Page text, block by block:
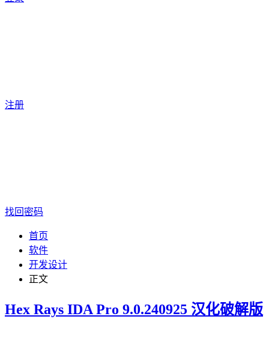
注册
找回密码
首页
软件
开发设计
正文
Hex Rays IDA Pro 9.0.240925 汉化破解版